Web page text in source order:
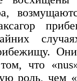
что
роль, чем